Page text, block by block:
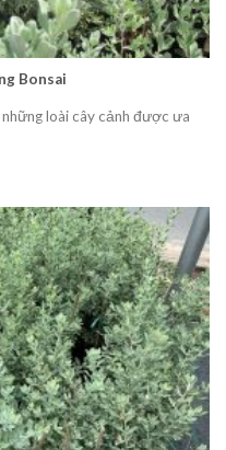
Bonsai
loài cây cảnh được ưa